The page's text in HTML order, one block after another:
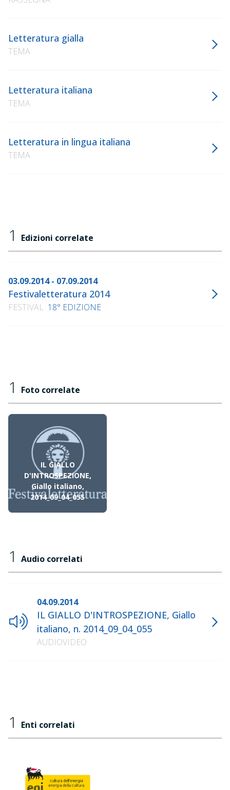
Letteratura gialla
TEMA
Letteratura italiana
TEMA
Letteratura in lingua italiana
TEMA
1 Edizioni correlate
03.09.2014 - 07.09.2014
Festivaletteratura 2014
FESTIVAL 18° EDIZIONE
1 Foto correlate
IL GIALLO
D'INTROSPEZIONE,
Giallo italiano,
2014_09_04_055
1 Audio correlati
04.09.2014
IL GIALLO D'INTROSPEZIONE, Giallo
italiano, n. 2014_09_04_055
AUDIOVIDEO
1 Enti correlati